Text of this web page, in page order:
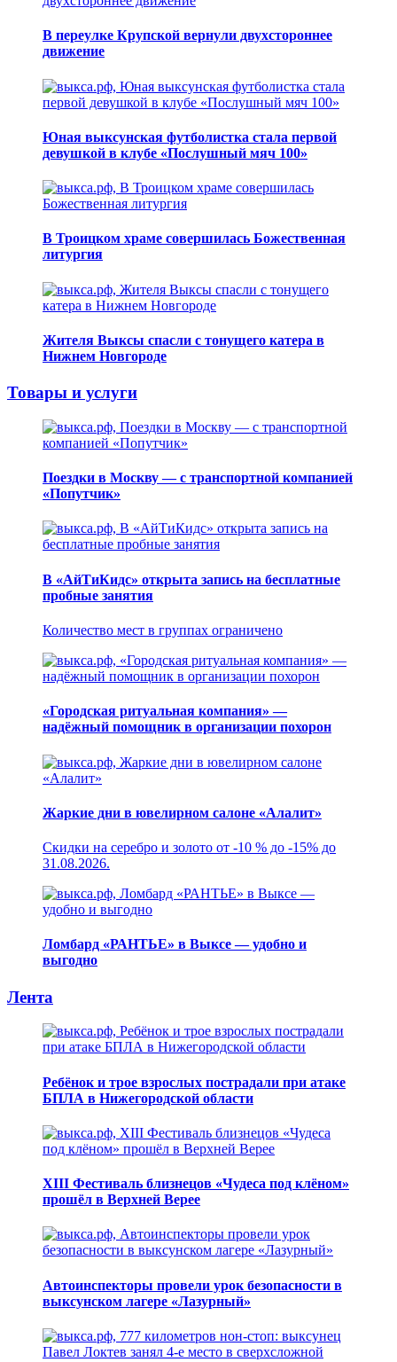
В переулке Крупской вернули двухстороннее
движение
Юная выксунская футболистка стала первой
девушкой в клубе «Послушный мяч 100»
В Троицком храме совершилась Божественная
литургия
Жителя Выксы спасли с тонущего катера в
Нижнем Новгороде
Товары и услуги
Поездки в Москву — с транспортной компанией
«Попутчик»
В «АйТиКидс» открыта запись на бесплатные
пробные занятия
Количество мест в группах ограничено
«Городская ритуальная компания» —
надёжный помощник в организации похорон
Жаркие дни в ювелирном салоне «Алалит»
Скидки на серебро и золото от -10 % до -15% до
31.08.2026.
Ломбард «РАНТЬЕ» в Выксе — удобно и
выгодно
Лента
Ребёнок и трое взрослых пострадали при атаке
БПЛА в Нижегородской области
XIII Фестиваль близнецов «Чудеса под клёном»
прошёл в Верхней Верее
Автоинспекторы провели урок безопасности в
выксунском лагере «Лазурный»